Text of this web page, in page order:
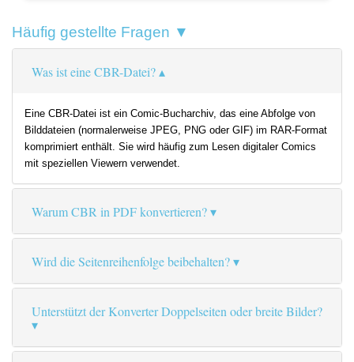
Häufig gestellte Fragen ▼
Was ist eine CBR-Datei?
Eine CBR-Datei ist ein Comic-Bucharchiv, das eine Abfolge von
Bilddateien (normalerweise JPEG, PNG oder GIF) im RAR-Format
komprimiert enthält. Sie wird häufig zum Lesen digitaler Comics
mit speziellen Viewern verwendet.
Warum CBR in PDF konvertieren?
Wird die Seitenreihenfolge beibehalten?
Unterstützt der Konverter Doppelseiten oder breite Bilder?